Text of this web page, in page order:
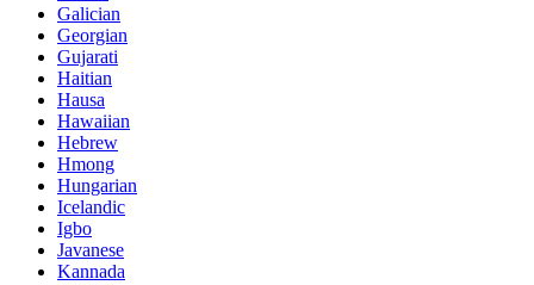
Galician
Georgian
Gujarati
Haitian
Hausa
Hawaiian
Hebrew
Hmong
Hungarian
Icelandic
Igbo
Javanese
Kannada